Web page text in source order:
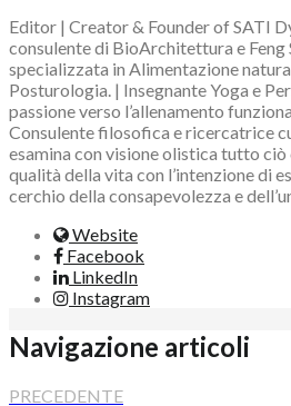
Editor | Creator & Founder of SATI
consulente di BioArchitettura e Feng
specializzata in Alimentazione
Posturologia. | Insegnante Yoga e
passione verso l’allenamento
Consulente filosofica e ricercatrice
esamina con visione olistica tutto ciò
qualità della vita con l’intenzione di
cerchio della consapevolezza e
Website
Facebook
LinkedIn
Instagram
Navigazione articoli
PRECEDENTE